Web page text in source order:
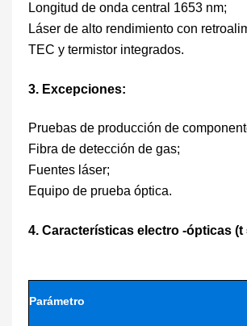
Longitud de onda central 1653 nm;
Láser de alto rendimiento con
TEC y termistor integrados.
3. Excepciones:
Pruebas de producción de
Fibra de detección de gas;
Fuentes láser;
Equipo de prueba óptica.
4. Características electro -ópticas (t
Parámetro